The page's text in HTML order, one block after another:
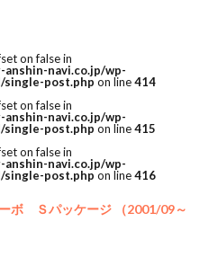
on false in
navi.co.jp/wp-
post.php on line414
on false in
navi.co.jp/wp-
post.php on line415
on false in
navi.co.jp/wp-
post.php on line416
ボ Ｓパッケージ （2001/09～